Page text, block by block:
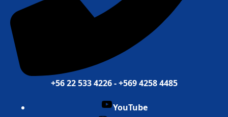
+56 22 533 4226 - +569 4258 4485
YouTube